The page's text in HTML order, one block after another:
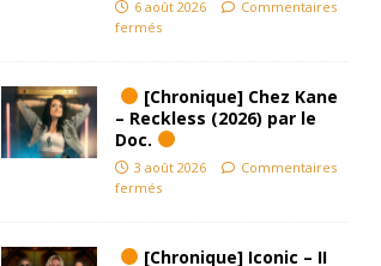
6 août 2026
Commentaires
fermés
[Chronique] Chez Kane
– Reckless (2026) par le
Doc.
3 août 2026
Commentaires
fermés
[Chronique] Iconic – II